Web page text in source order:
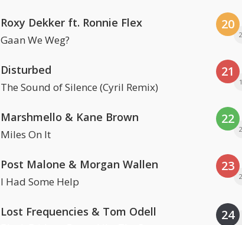
Roxy Dekker ft. Ronnie Flex
Gaan We Weg?
Disturbed
The Sound of Silence (Cyril Remix)
Marshmello & Kane Brown
Miles On It
Post Malone & Morgan Wallen
I Had Some Help
Lost Frequencies & Tom Odell
20
21
22
23
24